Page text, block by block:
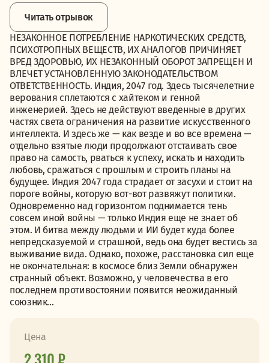
Читать отрывок
НЕЗАКОННОЕ ПОТРЕБЛЕНИЕ НАРКОТИЧЕСКИХ СРЕДСТВ,
ПСИХОТРОПНЫХ ВЕЩЕСТВ, ИХ АНАЛОГОВ ПРИЧИНЯЕТ
ВРЕД ЗДОРОВЬЮ, ИХ НЕЗАКОННЫЙ ОБОРОТ ЗАПРЕЩЕН И
ВЛЕЧЕТ УСТАНОВЛЕННУЮ ЗАКОНОДАТЕЛЬСТВОМ
ОТВЕТСТВЕННОСТЬ. Индия, 2047 год. Здесь тысячелетние
верования сплетаются с хайтеком и генной
инженерией. Здесь не действуют введенные в других
частях света ограничения на развитие искусственного
интеллекта. И здесь же — как везде и во все времена —
отдельно взятые люди продолжают отстаивать свое
право на самость, рваться к успеху, искать и находить
любовь, сражаться с прошлым и строить планы на
будущее. Индия 2047 года страдает от засухи и стоит на
пороге войны, которую вот-вот развяжут политики.
Одновременно над горизонтом поднимается тень
совсем иной войны — только Индия еще не знает об
этом. И битва между людьми и ИИ будет куда более
непредсказуемой и страшной, ведь она будет вестись за
выживание вида. Однако, похоже, расстановка сил еще
не окончательная: в космосе близ Земли обнаружен
странный объект. Возможно, у человечества в его
последнем противостоянии появится неожиданный
союзник…
Цена